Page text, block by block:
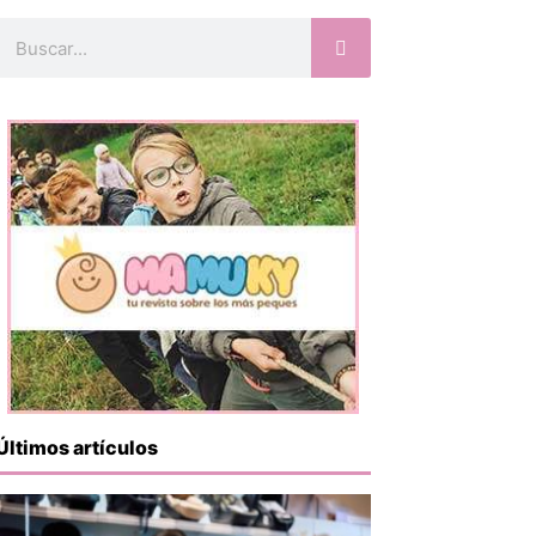
artículos